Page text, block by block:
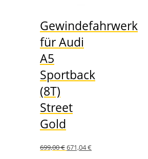
Gewindefahrwerk
für Audi
A5
Sportback
(8T)
Street
Gold
699,00€Ursprünglicher
671,04€Aktueller